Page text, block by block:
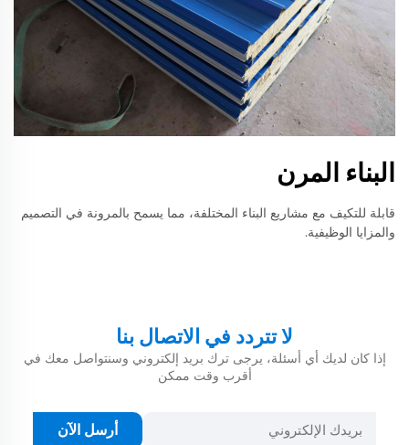
البناء المرن
قابلة للتكيف مع مشاريع البناء المختلفة، مما يسمح بالمرونة في التصميم
والمزايا الوظيفية.
لا تتردد في الاتصال بنا
إذا كان لديك أي أسئلة، يرجى ترك بريد إلكتروني وسنتواصل معك في
أقرب وقت ممكن
أرسل الآن